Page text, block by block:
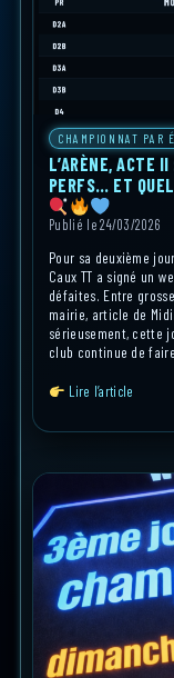
CHAMPIONNAT PAR
L’ARÈNE, ACTE
PERFS… ET
Publié le 24/03/2026
Pour sa deuxième
Caux TT a signé un
défaites. Entre
mairie, article de
sérieusement, cette
club continue de
Lire l’article